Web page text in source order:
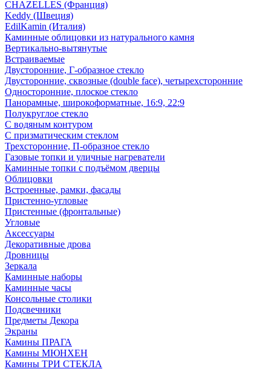
CHAZELLES (Франция)
Keddy (Швеция)
EdilKamin (Италия)
Каминные облицовки из натурального камня
Вертикально-вытянутые
Встраиваемые
Двусторонние, Г-образное стекло
Двусторонние, сквозные (double face), четырехсторонние
Односторонние, плоское стекло
Панорамные, широкоформатные, 16:9, 22:9
Полукруглое стекло
С водяным контуром
С призматическим стеклом
Трехсторонние, П-образное стекло
Газовые топки и уличные нагреватели
Каминные топки с подъёмом дверцы
Облицовки
Встроенные, рамки, фасады
Пристенно-угловые
Пристенные (фронтальные)
Угловые
Аксессуары
Декоративные дрова
Дровницы
Зеркала
Каминные наборы
Каминные часы
Консольные столики
Подсвечники
Предметы Декора
Экраны
Камины ПРАГА
Камины МЮНХЕН
Камины ТРИ СТЕКЛА